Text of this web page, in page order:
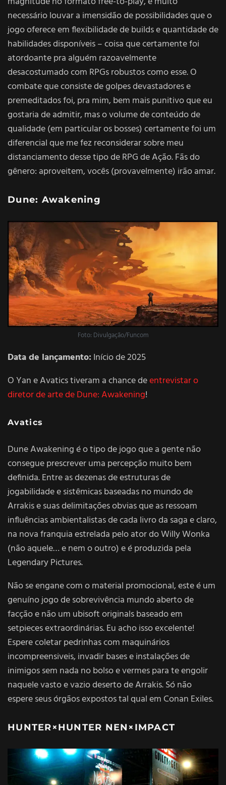
necessário louvar a imensidão de possibilidades que o
jogo oferece em flexibilidade de builds e quantidade de
habilidades disponíveis – coisa que certamente foi
atordoante pra alguém razoavelmente
desacostumado com RPGs robustos como esse. O
combate que consiste de golpes devastadores e
premeditados foi, pra mim, bem mais punitivo que eu
gostaria de admitir, mas o volume de conteúdo de
qualidade (em particular os bosses) certamente foi um
diferencial que me fez reconsiderar sobre meu
distanciamento desse tipo de RPG de Ação. Fãs do
gênero: aproveitem, vocês (provavelmente) irão amar.
Dune: Awakening
Foto: Divulgação/Funcom
Data de lançamento: Início de 2025
O Yan e Avatics tiveram a chance deentrevistar o
diretor de arte de Dune: Awakening!
Avatics
Dune Awakening é o tipo de jogo que a gente não
consegue prescrever uma percepção muito bem
definida. Entre as dezenas de estruturas de
jogabilidade e sistêmicas baseadas no mundo de
Arrakis e suas delimitações obvias que as ressoam
influências ambientalistas de cada livro da saga e claro,
na nova franquia estrelada pelo ator do Willy Wonka
(não aquele… e nem o outro) e é produzida pela
Legendary Pictures.
Não se engane com o material promocional, este é um
genuíno jogo de sobrevivência mundo aberto de
facção e não um ubisoft originals baseado em
setpieces extraordinárias. Eu acho isso excelente!
Espere coletar pedrinhas com maquinários
incompreensiveis, invadir bases e instalações de
inimigos sem nada no bolso e vermes para te engolir
naquele vasto e vazio deserto de Arrakis. Só não
espere seus órgãos expostos tal qual em Conan Exiles.
HUNTER×HUNTER NEN×IMPACT